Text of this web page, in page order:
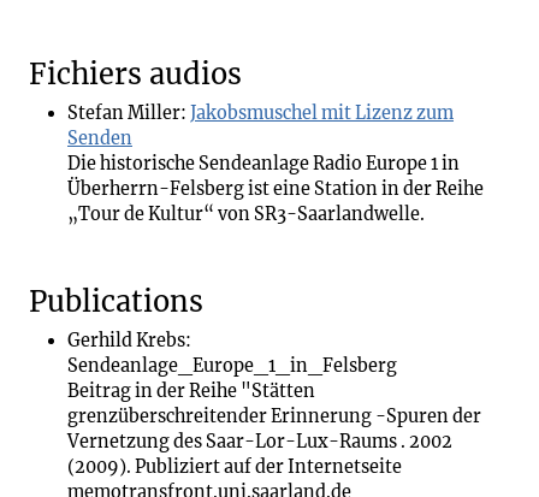
Fichiers audios
Stefan Miller: Jakobsmuschel mit Lizenz zum
Senden
Die historische Sendeanlage Radio Europe 1 in
Überherrn-Felsberg ist eine Station in der Reihe
„Tour de Kultur“ von SR3-Saarlandwelle.
Publications
Gerhild Krebs:
Sendeanlage_Europe_1_in_Felsberg
Beitrag in der Reihe "Stätten
grenzüberschreitender Erinnerung -Spuren der
Vernetzung des Saar-Lor-Lux-Raums . 2002
(2009). Publiziert auf der Internetseite
memotransfront.uni.saarland.de